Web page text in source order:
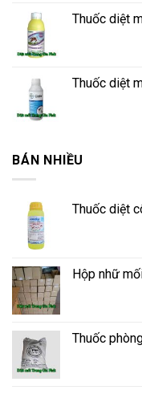
Thuốc diệt
Thuốc diệt
BÁN NHIỀU
Thuốc diệt
Hộp nhữ
Thuốc